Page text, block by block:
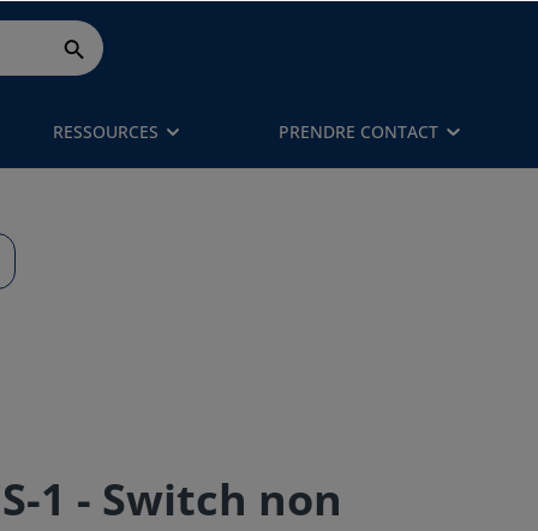
RESSOURCES PRENDRE CONTACT
1 - Switch non